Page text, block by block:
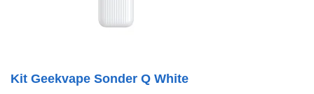
Kit Geekvape Sonder Q White